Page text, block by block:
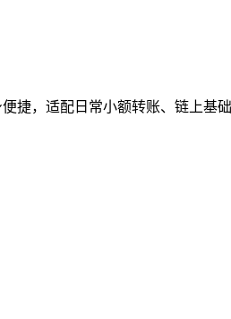
捷，适配日常小额转账、链上基